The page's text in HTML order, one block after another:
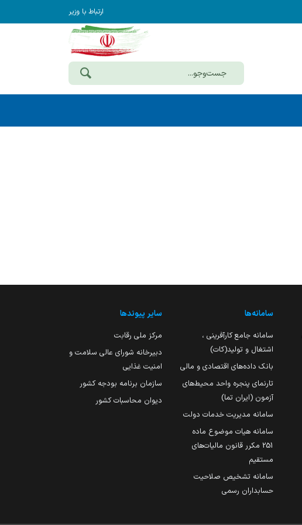
ارتباط با وزیر
سامانه‌ها
سامانه جامع کارآفرینی ،
اشتغال و تولید(کات)
بانک داده‌های اقتصادی و مالی
تارنمای پنجره واحد محیط‌های
آزمون (ایران تما)
سامانه مدیریت خدمات دولت
سامانه هیات موضوع ماده
251 مکرر قانون مالیات‌های
مستقیم
سامانه تشخیص صلاحیت
حسابداران رسمی
سایر پیوندها
مرکز ملی رقابت
دبیرخانه شورای عالی سلامت و
امنیت غذایی
سازمان برنامه بودجه کشور
دیوان محاسبات کشور